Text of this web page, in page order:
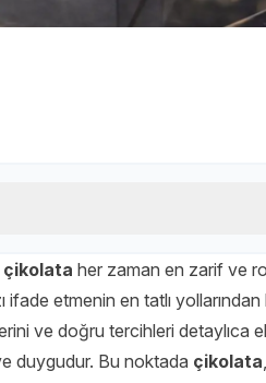
çikolata her zaman en zarif ve
ifade etmenin en tatlı
ve doğru tercihleri detaylıca
duygudur. Bu noktada çikolata